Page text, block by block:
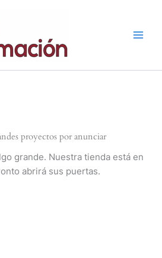
proyectos por anunciar
grande. Nuestra tienda está en
abrirá sus puertas.